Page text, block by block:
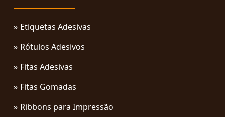
Etiquetas Adesivas
Rótulos Adesivos
Fitas Adesivas
Fitas Gomadas
Ribbons para Impressão